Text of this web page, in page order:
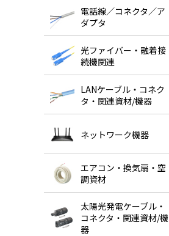
電話線／コネクタ／ア
ダプタ
光ファイバー・融着接
続機関連
LANケーブル・コネク
タ・関連資材/機器
ネットワーク機器
エアコン・換気扇・空
調資材
太陽光発電ケーブル・
コネクタ・関連資材/機
器